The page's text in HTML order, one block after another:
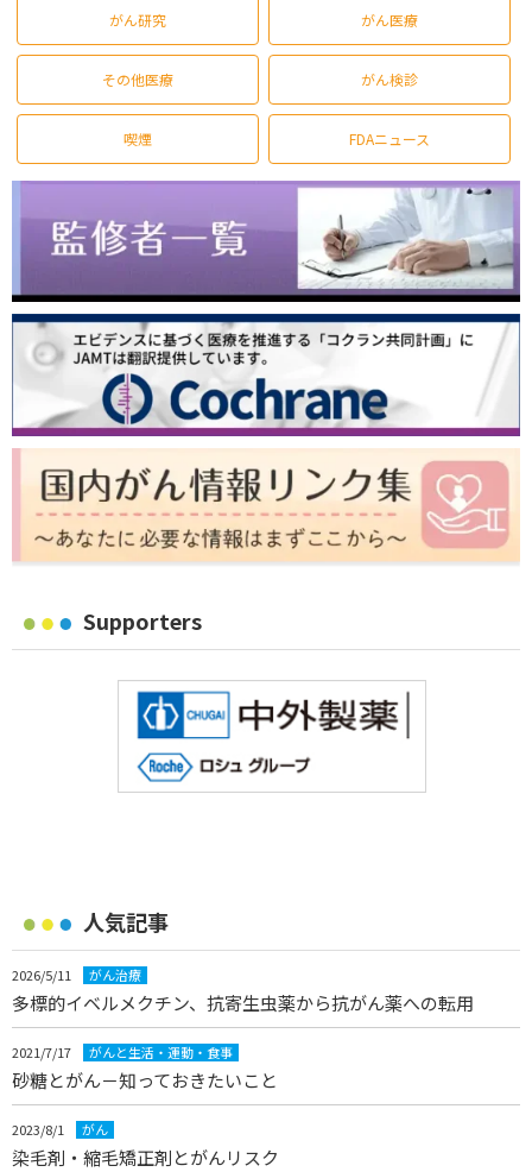
がん研究 がん医療
その他医療 がん検診
喫煙 FDAニュース
Supporters
人気記事
2026/5/11 がん治療
多標的イベルメクチン、抗寄生虫薬から抗がん薬への転用
2021/7/17 がんと生活・運動・食事
砂糖とがん－知っておきたいこと
2023/8/1 がん
染毛剤・縮毛矯正剤とがんリスク